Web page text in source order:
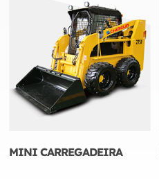
MINI CARREGADEIRA